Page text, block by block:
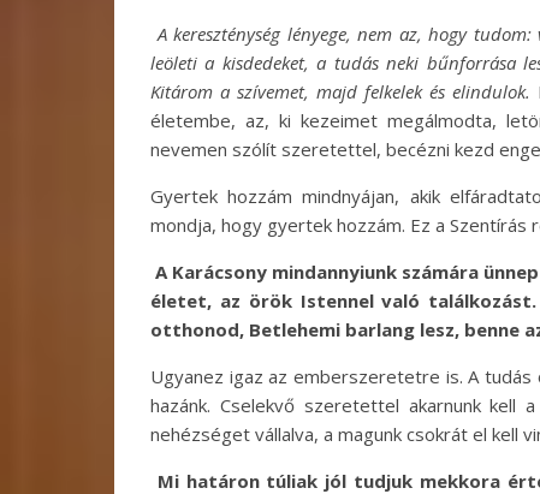
A kereszténység lényege, nem az, hogy
leöleti a kisdedeket, a tudás neki bűnforrása
Kitárom a szívemet, majd felkelek és elindulok.
életembe, az, ki kezeimet megálmodta,
nevemen szólít szeretettel, becézni kezd
Gyertek hozzám mindnyájan, akik
mondja, hogy gyertek hozzám. Ez a Szentírás
A Karácsony mindannyiunk számára
életet, az örök Istennel való
otthonod, Betlehemi barlang lesz, benne
Ugyanez igaz az emberszeretetre is. A tudás
hazánk. Cselekvő szeretettel akarnunk kell
nehézséget vállalva, a magunk csokrát el kell
Mi határon túliak jól tudjuk mekkora